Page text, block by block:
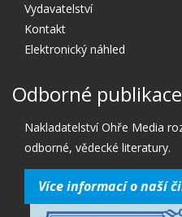
Vydavatelství
Kontakt
Elektronický náhled
Odborné publikace
Nakladatelství Ohře Media
odborné, vědecké literatury.
Více informací o naší